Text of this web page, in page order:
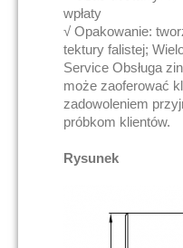
wpłaty
√ Opakowanie:
tektury falistej;
Service Obsługa
może zaoferować
zadowoleniem
próbkom klientów.
Rysunek